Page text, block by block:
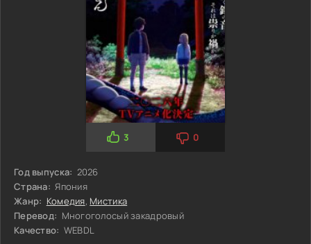
Год выпуска: 2026
Страна: Япония
Жанр: Комедия, Мистика
Перевод: Многоголосый закадровый
Качество: WEBDL
3 0